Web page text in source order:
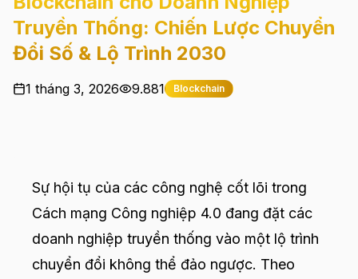
Truyền Thống: Chiến Lược Chuyển
Đổi Số & Lộ Trình 2030
1 tháng 3, 2026 9.881 Blockchain
Sự hội tụ của các công nghệ cốt lõi trong
Cách mạng Công nghiệp 4.0 đang đặt các
doanh nghiệp truyền thống vào một lộ trình
chuyển đổi không thể đảo ngược. Theo